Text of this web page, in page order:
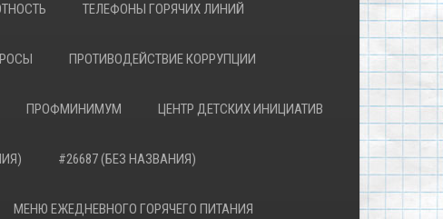
ТЕЛЕФОНЫ ГОРЯЧИХ ЛИНИЙ
ПРОТИВОДЕЙСТВИЕ КОРРУПЦИИ
ПРОФМИНИМУМ ЦЕНТР ДЕТСКИХ ИНИЦИАТИВ
#26687 (БЕЗ НАЗВАНИЯ)
МЕНЮ ЕЖЕДНЕВНОГО ГОРЯЧЕГО ПИТАНИЯ